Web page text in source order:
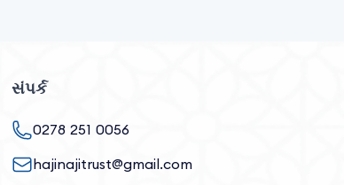
સંપર્ક
0278 251 0056
hajinajitrust@gmail.com